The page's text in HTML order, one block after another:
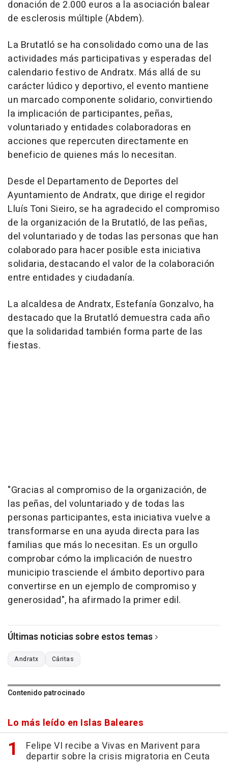
donación de 2.000 euros a la asociación balear
de esclerosis múltiple (Abdem).
La Brutatló se ha consolidado como una de las
actividades más participativas y esperadas del
calendario festivo de Andratx. Más allá de su
carácter lúdico y deportivo, el evento mantiene
un marcado componente solidario, convirtiendo
la implicación de participantes, peñas,
voluntariado y entidades colaboradoras en
acciones que repercuten directamente en
beneficio de quienes más lo necesitan.
Desde el Departamento de Deportes del
Ayuntamiento de Andratx, que dirige el regidor
Lluís Toni Sieiro, se ha agradecido el compromiso
de la organización de la Brutatló, de las peñas,
del voluntariado y de todas las personas que han
colaborado para hacer posible esta iniciativa
solidaria, destacando el valor de la colaboración
entre entidades y ciudadanía.
La alcaldesa de Andratx, Estefanía Gonzalvo, ha
destacado que la Brutatló demuestra cada año
que la solidaridad también forma parte de las
fiestas.
"Gracias al compromiso de la organización, de
las peñas, del voluntariado y de todas las
personas participantes, esta iniciativa vuelve a
transformarse en una ayuda directa para las
familias que más lo necesitan. Es un orgullo
comprobar cómo la implicación de nuestro
municipio trasciende el ámbito deportivo para
convertirse en un ejemplo de compromiso y
generosidad", ha afirmado la primer edil.
Últimas noticias sobre estos temas
Andratx Cáritas
Contenido patrocinado
Lo más leído en Islas Baleares
Felipe VI recibe a Vivas en Marivent para
departir sobre la crisis migratoria en Ceuta